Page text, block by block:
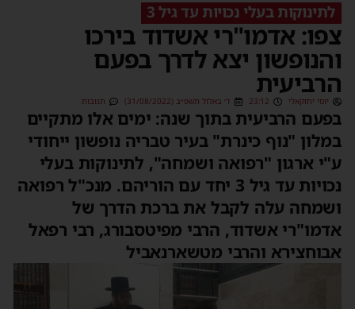
לתינוקות בעלי נכויות עד גיל 3
צפו: אדמו"רי אשדוד בירכו
והנופשון יצא לדרך בפעם
הרביעית
יוסי יחזקאלי 23:12 ד׳ באלול תשפ״ב (31/08/2022) תגובות
בפעם הרביעית בתוך שנה: ימים אלו מתקיים
במלון "נוף כינרת" בעיר טבריה נופשון ייחודי
ע"י ארגון "רפואה ושמחה", לתינוקות בעלי
נכויות עד גיל 3 יחד עם הוריהם. מנכ"ל רפואה
ושמחה עלה לקבל את ברכת הדרך של
אדמו"רי אשדוד, הרבי מפיטסבורג, רבי רפאל
אבוחצירא והרבי מטשארנאביל